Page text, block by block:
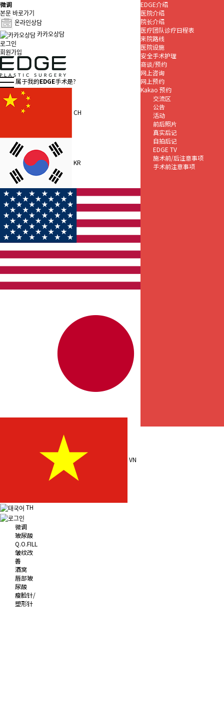
微调
본문 바로가기
온라인상담
카카오상담
로그인
회원가입
属于我的EDGE手术是?
CH
KR
VN
TH
微调
玻尿酸
Q.O.FILL
皱纹改
善
酒窝
唇部玻
尿酸
瘦脸针/
塑形针
EDGE介绍
医院介绍
院长介绍
医疗团队诊疗日程表
来院路线
医院设施
安全手术护理
商谈/预约
网上咨询
网上预约
Kakao 预约
交流区
公告
活动
前后照片
真实后记
自拍后记
EDGE TV
施术前/后注意事项
手术前注意事项